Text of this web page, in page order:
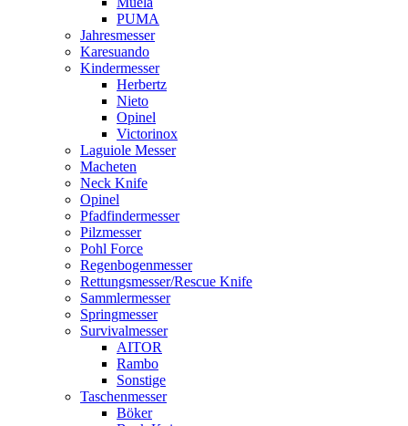
PUMA
Jahresmesser
Karesuando
Kindermesser
Herbertz
Nieto
Opinel
Victorinox
Laguiole Messer
Macheten
Neck Knife
Opinel
Pfadfindermesser
Pilzmesser
Pohl Force
Regenbogenmesser
Rettungsmesser/Rescue Knife
Sammlermesser
Springmesser
Survivalmesser
AITOR
Rambo
Sonstige
Taschenmesser
Böker